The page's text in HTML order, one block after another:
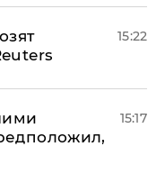
15:22
15:17